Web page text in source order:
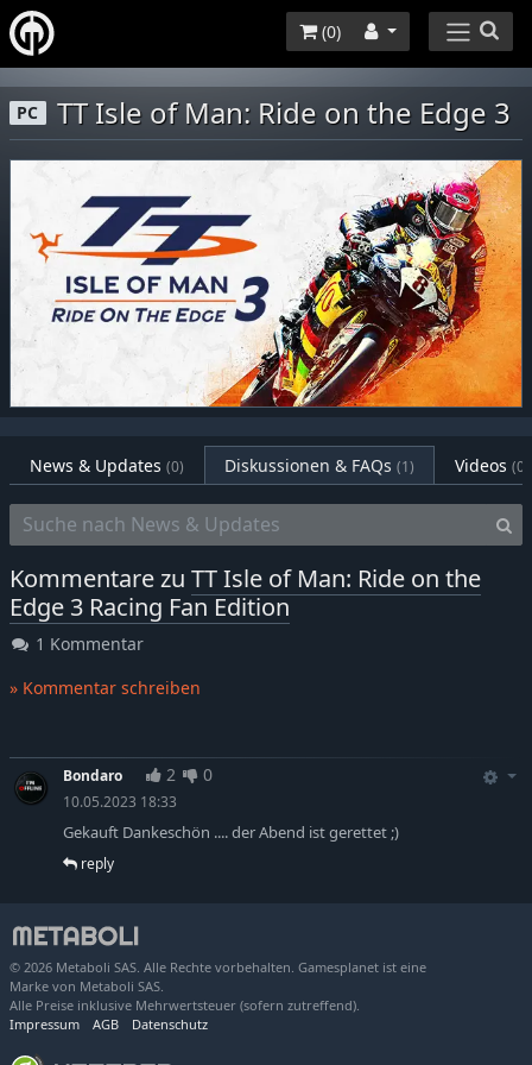
(0)
PC TT Isle of Man: Ride on the Edge 3
News & Updates (0) Diskussionen & FAQs (1) Videos (0)
Kommentare zu TT Isle of Man: Ride on the
Edge 3 Racing Fan Edition
1 Kommentar
» Kommentar schreiben
Bondaro 2 0
10.05.2023 18:33
Gekauft Dankeschön .... der Abend ist gerettet ;)
reply
© 2026 Metaboli SAS. Alle Rechte vorbehalten. Gamesplanet ist eine
Marke von Metaboli SAS.
Alle Preise inklusive Mehrwertsteuer (sofern zutreffend).
Impressum
AGB Datenschutz